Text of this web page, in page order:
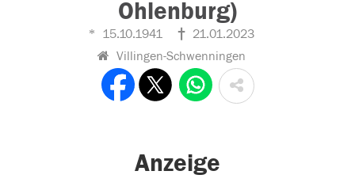
Ohlenburg)
15.10.1941
21.01.2023
Villingen-Schwenningen
Anzeige